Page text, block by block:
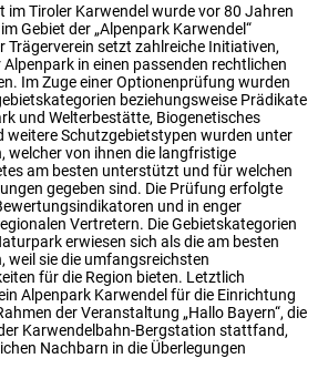
im Tiroler Karwendel wurde vor 80 Jahren
Gebiet der „Alpenpark Karwendel“
Trägerverein setzt zahlreiche Initiativen,
in einen passenden rechtlichen
Im Zuge einer Optionenprüfung wurden
beziehungsweise Prädikate
und Welterbestätte, Biogenetisches
weitere Schutzgebietstypen wurden unter
welcher von ihnen die langfristige
am besten unterstützt und für welchen
gegeben sind. Die Prüfung erfolgte
und in enger
Vertretern. Die Gebietskategorien
erwiesen sich als die am besten
weil sie die umfangsreichsten
für die Region bieten. Letztlich
Alpenpark Karwendel für die Einrichtung
der Veranstaltung „Hallo Bayern“, die
Karwendelbahn-Bergstation stattfand,
Nachbarn in die Überlegungen